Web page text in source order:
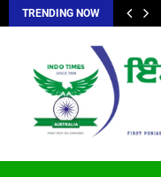
TRENDING NOW